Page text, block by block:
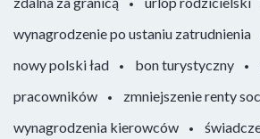
wynagrodzenie po ustaniu zatrudnienia
nowy polski ład
bon turystyczny
pracowników
zmniejszenie renty
wynagrodzenia kierowców